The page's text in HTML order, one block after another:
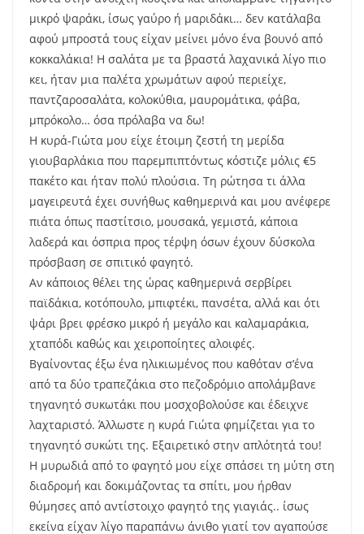
μικρό ψαράκι, ίσως γαύρο ή μαριδάκι… δεν κατάλαβα
αφού μπροστά τους είχαν μείνει μόνο ένα βουνό από
κοκκαλάκια! Η σαλάτα με τα βραστά λαχανικά λίγο πιο
κει, ήταν μια παλέτα χρωμάτων αφού περιείχε,
παντζαροσαλάτα, κολοκύθια, μαυρομάτικα, φάβα,
μπρόκολο… όσα πρόλαβα να δω!
Η κυρά-Γιώτα μου είχε έτοιμη ζεστή τη μερίδα
γιουβαρλάκια που παρεμπιπτόντως κόστιζε μόλις €5
πακέτο και ήταν πολύ πλούσια. Τη ρώτησα τι άλλα
μαγειρευτά έχει συνήθως καθημερινά και μου ανέφερε
πιάτα όπως παστίτσιο, μουσακά, γεμιστά, κάποια
λαδερά και όσπρια προς τέρψη όσων έχουν δύσκολα
πρόσβαση σε σπιτικό φαγητό.
Αν κάποιος θέλει της ώρας καθημερινά σερβίρει
παϊδάκια, κοτόπουλο, μπιφτέκι, πανσέτα, αλλά και ότι
ψάρι βρει φρέσκο μικρό ή μεγάλο και καλαμαράκια,
χταπόδι καθώς και χειροποίητες αλοιφές.
Βγαίνοντας έξω ένα ηλικιωμένος που καθόταν σ’ένα
από τα δύο τραπεζάκια στο πεζοδρόμιο απολάμβανε
τηγανητό συκωτάκι που μοσχοβολούσε και έδειχνε
λαχταριστό. Άλλωστε η κυρά Γιώτα φημίζεται για το
τηγανητό συκώτι της. Εξαιρετικό στην απλότητά του!
Η μυρωδιά από το φαγητό μου είχε σπάσει τη μύτη στη
διαδρομή και δοκιμάζοντας τα σπίτι, μου ήρθαν
θύμησες από αντίστοιχο φαγητό της γιαγιάς.. ίσως
εκείνα είχαν λίγο παραπάνω άνιθο γιατί τον αγαπούσε